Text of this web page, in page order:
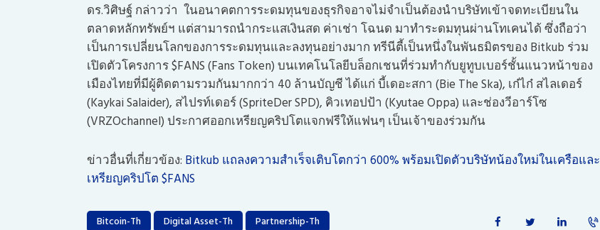
ดร.วิศิษฐ์ กล่าวว่า ในอนาคตการระดมทุนของธุรกิจอาจไม่จำเป็นต้องนำบริษัทเข้าจดทะเบียนใน
ตลาดหลักทรัพย์ฯ แต่สามารถนำกระแสเงินสด ค่าเช่า โฉนด มาทำระดมทุนผ่านโทเคนได้ ซึ่งถือว่า
เป็นการเปลี่ยนโลกของการระดมทุนและลงทุนอย่างมาก ทรีนีตี้เป็นหนึ่งในพันธมิตรของ Bitkub ร่วม
เปิดตัวโครงการ $FANS (Fans Token) บนเทคโนโลยีบล็อกเชนที่ร่วมทำกับยูทูบเบอร์ชั้นแนวหน้าของ
เมืองไทยที่มีผู้ติดตามรวมกันมากกว่า 40 ล้านบัญชี ได้แก่ บี้เดอะสกา (Bie The Ska), เก๋ไก๋ สไลเดอร์
(Kaykai Salaider), สไปรท์เดอร์ (SpriteDer SPD), คิวเทอปป้า (Kyutae Oppa) และช่องวีอาร์โซ
(VRZOchannel) ประกาศออกเหรียญคริปโตแจกฟรีให้แฟนๆ เป็นเจ้าของร่วมกัน
ข่าวอื่นที่เกี่ยวข้อง: Bitkub แถลงความสำเร็จเติบโตกว่า 600% พร้อมเปิดตัวบริษัทน้องใหม่ในเครือและ
เหรียญคริปโต $FANS
Bitcoin-Th Digital Asset-Th Partnership-Th